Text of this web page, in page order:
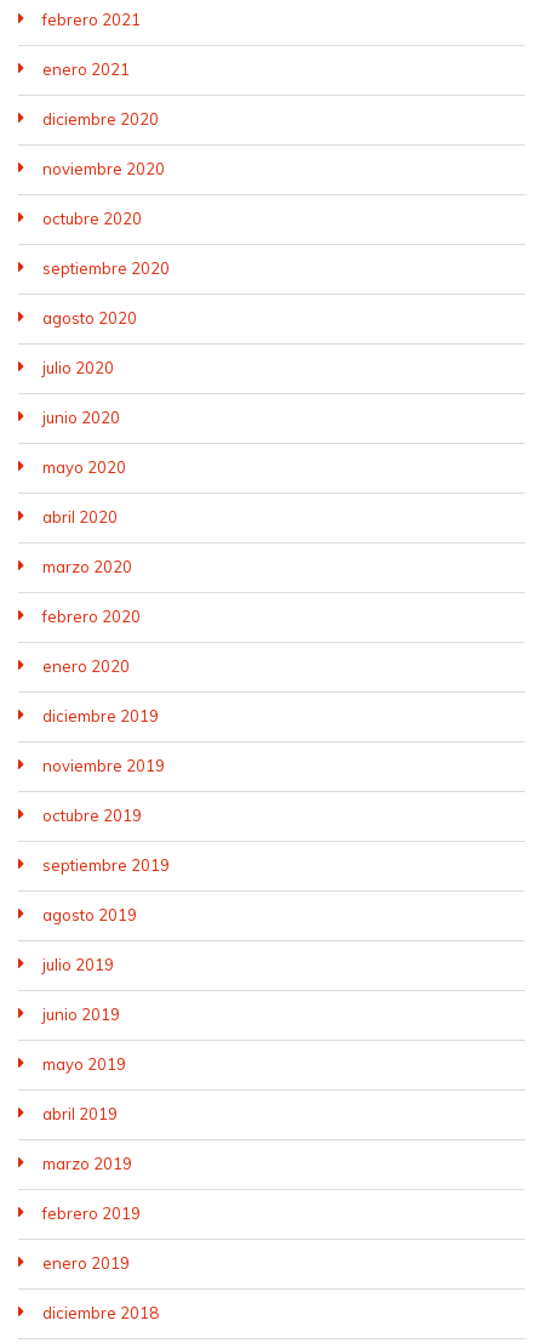
febrero 2021
enero 2021
diciembre 2020
noviembre 2020
octubre 2020
septiembre 2020
agosto 2020
julio 2020
junio 2020
mayo 2020
abril 2020
marzo 2020
febrero 2020
enero 2020
diciembre 2019
noviembre 2019
octubre 2019
septiembre 2019
agosto 2019
julio 2019
junio 2019
mayo 2019
abril 2019
marzo 2019
febrero 2019
enero 2019
diciembre 2018